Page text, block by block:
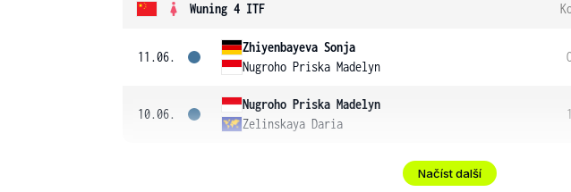
Wuning 4 ITF
11.06.
Zhiyenbayeva Sonja
Nugroho Priska Madelyn
10.06.
Nugroho Priska Madelyn
Zelinskaya Daria
Načíst další